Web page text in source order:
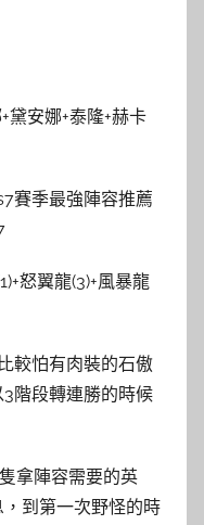
黛安娜+泰隆+赫卡
怒翼龍(3)+風暴龍
較怕有肉裝的石傲
階段轉連勝的時候
拿陣容需要的英
到第一次野怪的時